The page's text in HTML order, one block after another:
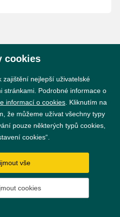
GDPR
cookies
cookies
zajištění nejlepší uživatelské
stránkami. Podrobné informace o
informací o cookies . Kliknutím na
že můžeme užívat všechny typy
pouze některých typů cookies,
cookies“.
vše
cookies